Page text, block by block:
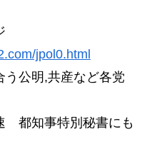
jpol0.html
公明,共産など各党
都知事特別秘書にも